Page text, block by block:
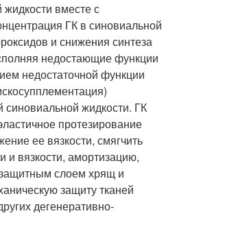
жидкости вместе с
ГК в синовиальной
и снижения синтеза
недостающие функции
недостаточной функции
синовиальной жидкости. ГК
протезирование
ее вязкости, смягчить
и вязкости, амортизацию,
слоем хрящ и
защиту тканей
дегенеративно-